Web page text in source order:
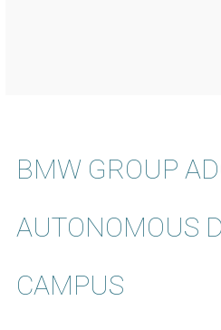
BMW GROUP
AUTONOMOUS
CAMPUS